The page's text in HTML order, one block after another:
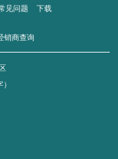
见问题 下载
销商查询